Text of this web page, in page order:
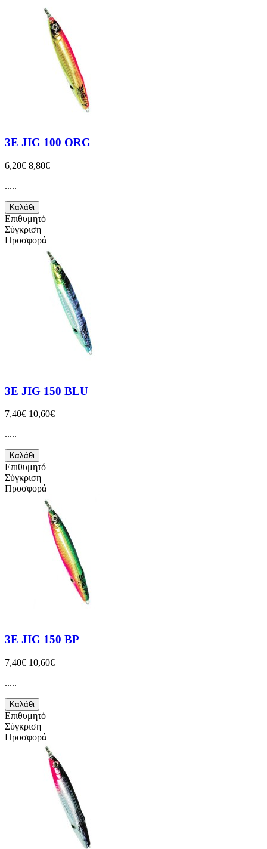
3E JIG 100 ORG
6,20€ 8,80€
.....
Καλάθι
Επιθυμητό
Σύγκριση
Προσφορά
3E JIG 150 BLU
7,40€ 10,60€
.....
Καλάθι
Επιθυμητό
Σύγκριση
Προσφορά
3E JIG 150 BP
7,40€ 10,60€
.....
Καλάθι
Επιθυμητό
Σύγκριση
Προσφορά